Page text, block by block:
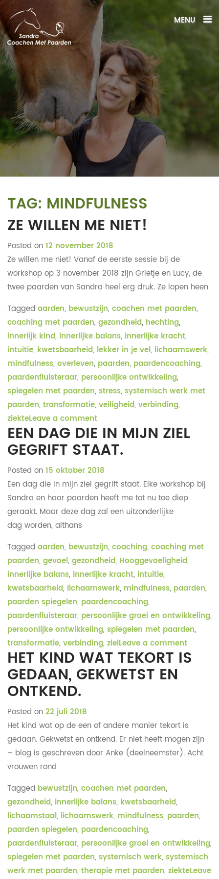
MENU
TAG: MINDFULNESS
ZE WILLEN ME NIET!
Posted on 12 november 2018
Ze willen me niet! Vanaf de eerste sessie bij de
workshop op 3 november 2018 zijn Grietje en Lucy, de
twee paarden van Sandra heel erg druk. Ze lopen heen
Tagged aarden, bewustzijn, coachen met paarden,
coaching met paarden, gezondheid, hechting,
innerlijk kind, innerlijke balans, innerlijke kracht,
intuitie, kwetsbaarheid, lekker in je vel, lichaamswerk,
mindfulness, overleven, paarden, paardencoaching,
paardenfluisteraar, persoonlijke ontwikkeling,
spiegelen met paarden, stress, systemisch werk met
paarden, transformatie, veiligheid, verbinding,
ziekteLeave a comment
EEN DAG DIE IN MIJN ZIEL
GEGRIFT STAAT.
Posted on 15 oktober 2018
Een dag die in mijn ziel gegrift staat. Elke workshop bij
Sandra en haar paarden heeft me tot nu toe diep
geraakt. Maar deze dag zal een uitzonderlijke
dag worden, althans
Tagged aarden, bewustzijn, coaching, coaching met
paarden, gevoel, gezondheid, Hooggevoeligheid,
innerlijke balans, innerlijke kracht, intuitie,
kwetsbaarheid, lichaamswerk, mindfulness, paarden,
paarden spiegelen, paardencoaching,
paardenfluisteraar, persoonlijke groei en ontwikkeling,
persoonlijke ontwikkeling, spiegelen met paarden,
transformatie, verbinding, zielLeave a comment
HET KIND WAT TEKORT IS
GEDAAN, GEKWETST EN
ONTKEND.
Posted on 22 juli 2018
Het kind wat op de een of andere manier tekort is
gedaan. Gekwetst en ontkend. Er niet heeft mogen zijn
– blog is geschreven door Anke (deelneemster). Acht
vrouwen rond
Tagged bewustzijn, coachen met paarden,
gezondheid, innerlijke balans, kwetsbaarheid,
lichaamstaal, lichaamswerk, mindfulness, paarden,
paarden spiegelen, paardencoaching,
paardenfluisteraar, persoonlijke groei en ontwikkeling,
spiegelen met paarden, systemisch werk, systemisch
werk met paarden, therapie met paarden, ziekteLeave